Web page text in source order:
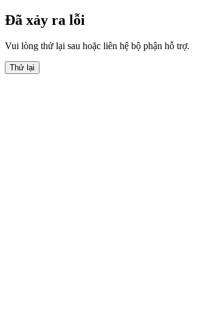
Đã xảy ra lỗi
Vui lòng thử lại sau hoặc liên hệ bộ phận hỗ trợ.
Thử lại